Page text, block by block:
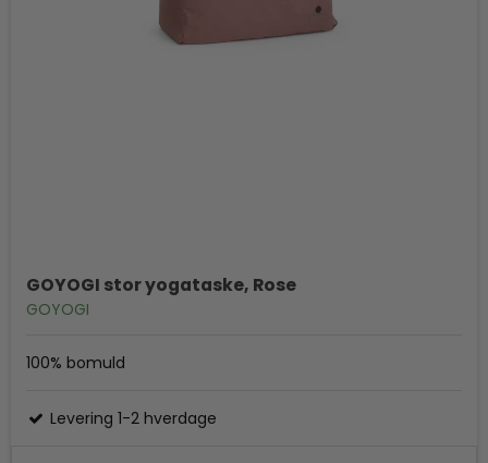
GOYOGI stor yogataske, Rose
GOYOGI
100% bomuld
Levering 1-2 hverdage